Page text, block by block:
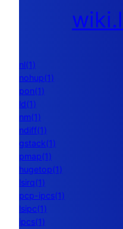
nl(1)
nohup(1)
pon(1)
ld(1)
nm(1)
ndiff(1)
gstack(1)
pmap(1)
hugetop(1)
lsirq(1)
pcp-ipcs(1)
lsipc(1)
ipcs(1)